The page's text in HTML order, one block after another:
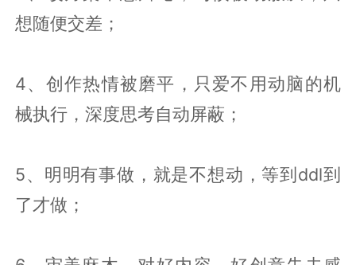
想随便交差；
4、创作热情被磨平，只爱不用动脑的机
械执行，深度思考自动屏蔽；
5、明明有事做，就是不想动，等到ddl到
了才做；